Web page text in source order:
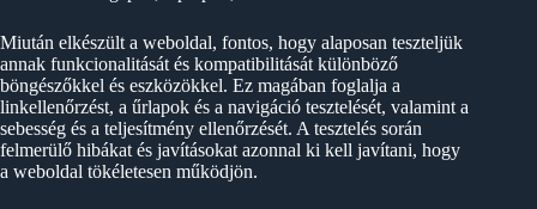
Miután elkészült a weboldal, fontos, hogy alaposan teszteljük
annak funkcionalitását és kompatibilitását különböző
böngészőkkel és eszközökkel. Ez magában foglalja a
linkellenőrzést, a űrlapok és a navigáció tesztelését, valamint a
sebesség és a teljesítmény ellenőrzését. A tesztelés során
felmerülő hibákat és javításokat azonnal ki kell javítani, hogy
a weboldal tökéletesen működjön.